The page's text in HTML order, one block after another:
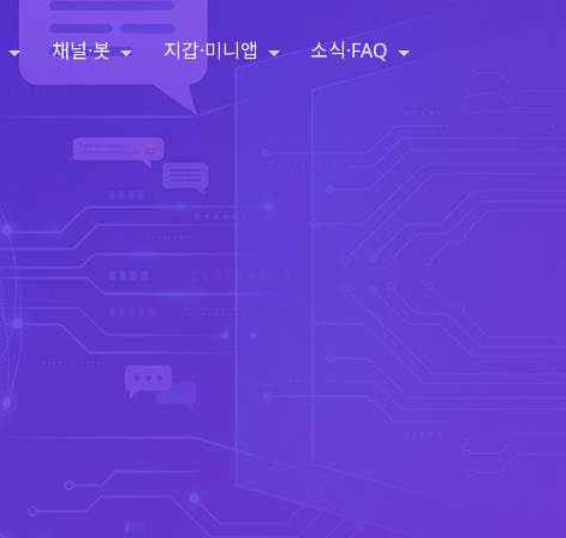
채널·봇 지갑·미니앱 소식·FAQ